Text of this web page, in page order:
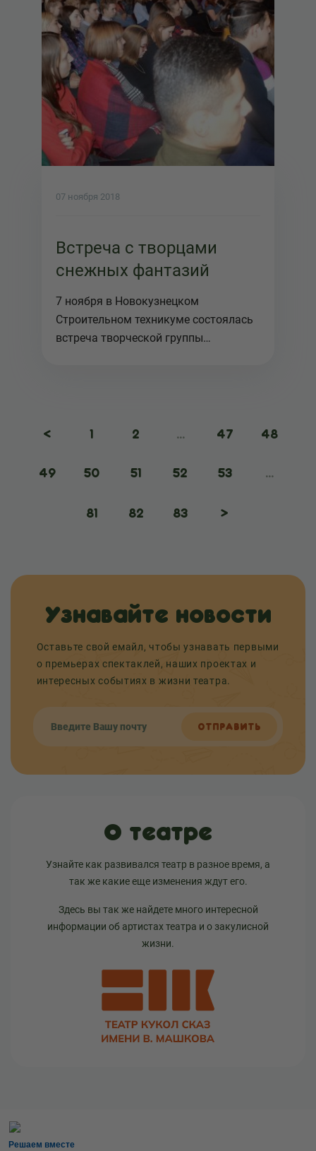
07 ноября 2018
Встреча с творцами
снежных фантазий
7 ноября в Новокузнецком
Строительном техникуме состоялась
встреча творческой группы
< 1 2 ... 47 48
49 50 51 52 53 ...
81 82 83 >
Узнавайте новости
Оставьте свой емайл, чтобы узнавать первыми
о премьерах спектаклей, наших проектах и
интересных событиях в жизни театра.
ОТПРАВИТЬ
О театре
Узнайте как развивался театр в разное время, а
так же какие еще изменения ждут его.
Здесь вы так же найдете много интересной
информации об артистах театра и о закулисной
жизни.
Решаем вместе